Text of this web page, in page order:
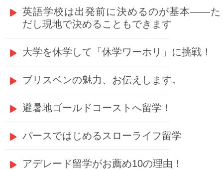
英語学校は出発前に決めるのが基本——た
だし現地で決めることもできます
大学を休学して「休学ワーホリ」に挑戦！
ブリスベンの魅力、お伝えします。
避暑地ゴールドコーストへ留学！
パースではじめるスローライフ留学
アデレード留学がお薦め10の理由！